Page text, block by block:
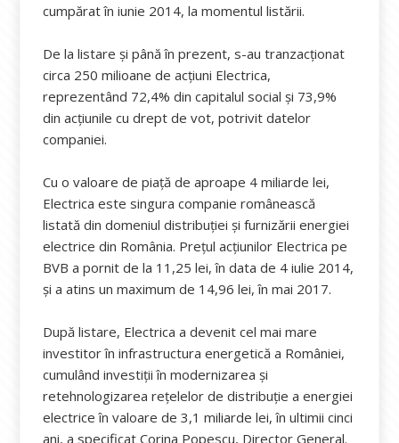
cumpărat în iunie 2014, la momentul listării.
De la listare și până în prezent, s-au tranzacționat
circa 250 milioane de acțiuni Electrica,
reprezentând 72,4% din capitalul social și 73,9%
din acțiunile cu drept de vot, potrivit datelor
companiei.
Cu o valoare de piață de aproape 4 miliarde lei,
Electrica este singura companie românească
listată din domeniul distribuției și furnizării energiei
electrice din România. Prețul acțiunilor Electrica pe
BVB a pornit de la 11,25 lei, în data de 4 iulie 2014,
și a atins un maximum de 14,96 lei, în mai 2017.
După listare, Electrica a devenit cel mai mare
investitor în infrastructura energetică a României,
cumulând investiții în modernizarea și
retehnologizarea rețelelor de distribuție a energiei
electrice în valoare de 3,1 miliarde lei, în ultimii cinci
ani, a specificat Corina Popescu, Director General.